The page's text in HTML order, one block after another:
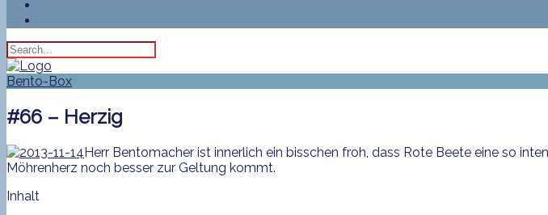
Bento-Box
#66 – Herzig
Herr Bentomacher ist innerlich ein bisschen froh, dass Rote Beete eine so
Möhrenherz noch besser zur Geltung kommt.
Inhalt